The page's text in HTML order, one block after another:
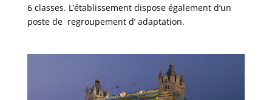
6 classes. L’établissement dispose également d’un
poste de regroupement d’ adaptation.